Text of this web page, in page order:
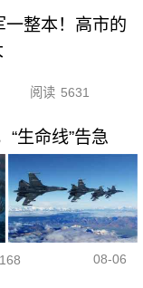
整本！高市的
阅读 5631
生命线”告急
08-06